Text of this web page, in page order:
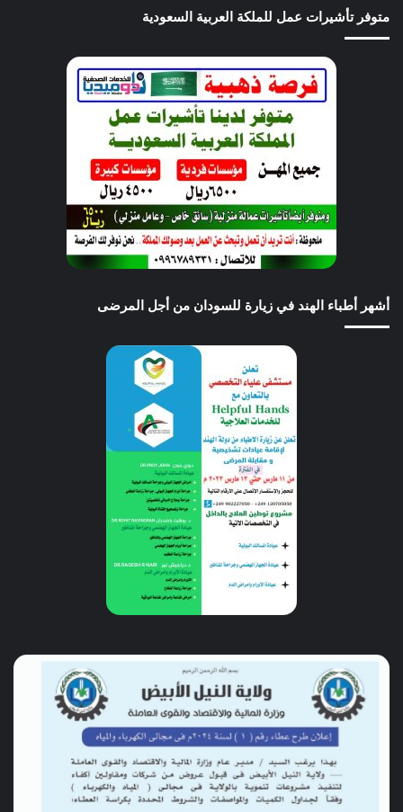
متوفر تأشيرات عمل للملكة العربية السعودية
أشهر أطباء الهند في زيارة للسودان من أجل المرضى